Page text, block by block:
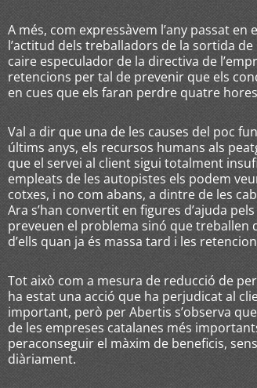
A més, com expressàvem l’any passat
l’actitud dels treballadors de la sortida de
caire especulador de la directiva de
retencions per tal de prevenir que els
en cues que els faran perdre quatre
Val a dir que una de les causes del poc
últims anys, els recursos humans als
que el servei al client sigui totalment
empleats de les autopistes els podem
cotxes, i no com abans, a dintre de les
Ara s’han convertit en figures d’ajuda
preveuen el problema sinó que treballen
d’ells quan ja és massa tard i les
Tot això com a mesura de reducció de
ha estat una acció que ha perjudicat al
important, però per Abertis s’observa
de les empreses catalanes més
peraconseguir el màxim de beneficis,
diàriament.